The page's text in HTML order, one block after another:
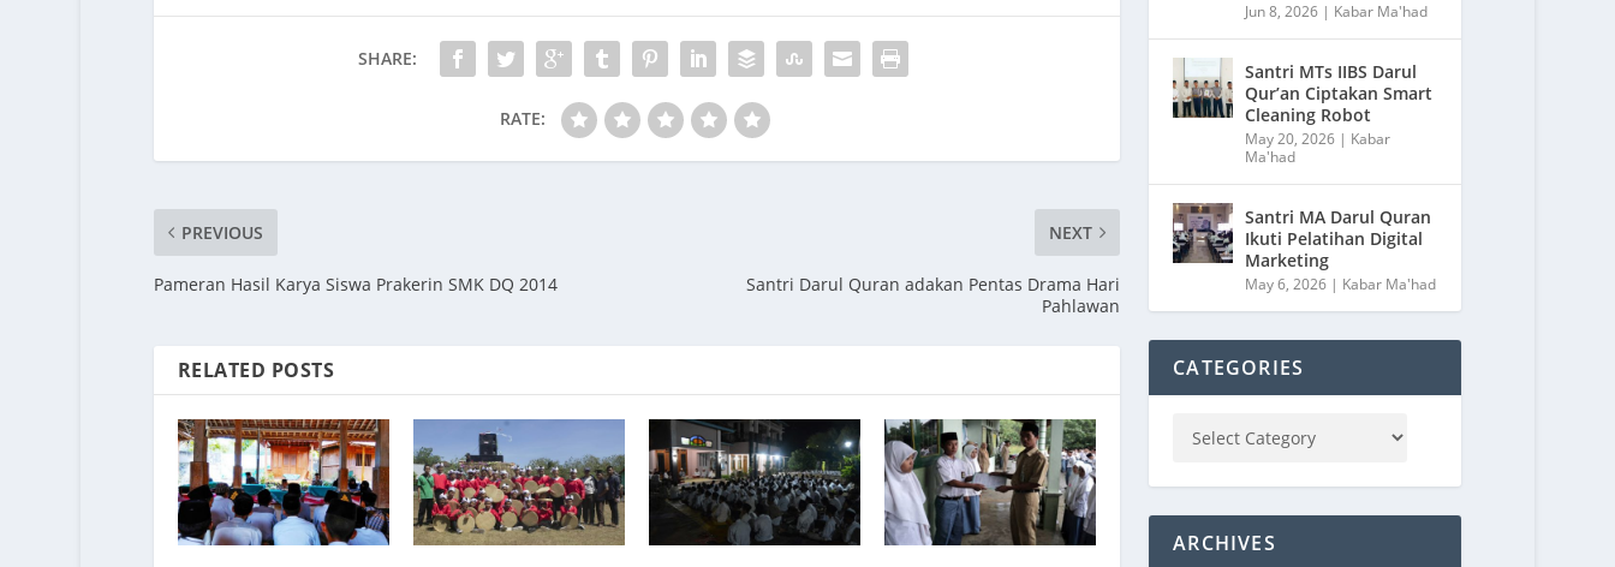
SHARE:
RATE:
PREVIOUS
Pameran Hasil Karya Siswa Prakerin SMK DQ 2014
NEXT
Santri Darul Quran adakan Pentas Drama Hari
Pahlawan
RELATED POSTS
Jun 8, 2026 | Kabar Ma'had
Santri MTs IIBS Darul
Qur’an Ciptakan Smart
Cleaning Robot
May 20, 2026 | Kabar
Ma'had
Santri MA Darul Quran
Ikuti Pelatihan Digital
Marketing
May 6, 2026 | Kabar Ma'had
CATEGORIES
ARCHIVES